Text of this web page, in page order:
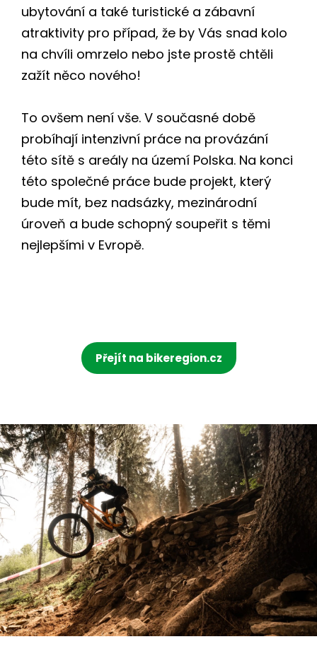
ubytování a také turistické a zábavní
atraktivity pro případ, že by Vás snad kolo
na chvíli omrzelo nebo jste prostě chtěli
zažít něco nového!
To ovšem není vše. V současné době
probíhají intenzivní práce na provázání
této sítě s areály na území Polska. Na konci
této společné práce bude projekt, který
bude mít, bez nadsázky, mezinárodní
úroveň a bude schopný soupeřit s těmi
nejlepšími v Evropě.
Přejít na bikeregion.cz